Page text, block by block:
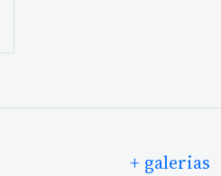
+ galerias